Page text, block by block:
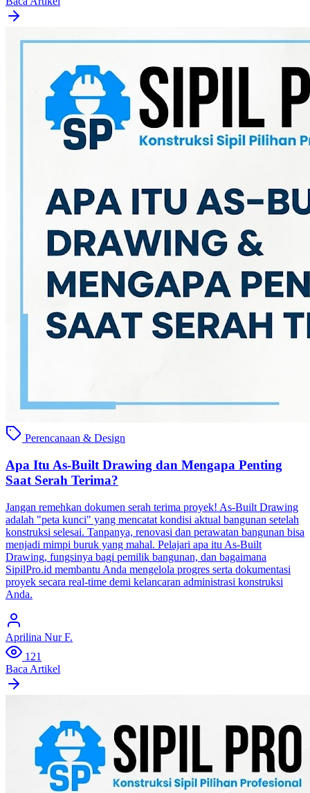
Perencanaan & Design
Apa Itu As-Built Drawing dan Mengapa Penting
Saat Serah Terima?
Jangan remehkan dokumen serah terima proyek! As-Built Drawing
adalah "peta kunci" yang mencatat kondisi aktual bangunan setelah
konstruksi selesai. Tanpanya, renovasi dan perawatan bangunan bisa
menjadi mimpi buruk yang mahal. Pelajari apa itu As-Built
Drawing, fungsinya bagi pemilik bangunan, dan bagaimana
SipilPro.id membantu Anda mengelola progres serta dokumentasi
proyek secara real-time demi kelancaran administrasi konstruksi
Anda.
Aprilina Nur F.
121
Baca Artikel